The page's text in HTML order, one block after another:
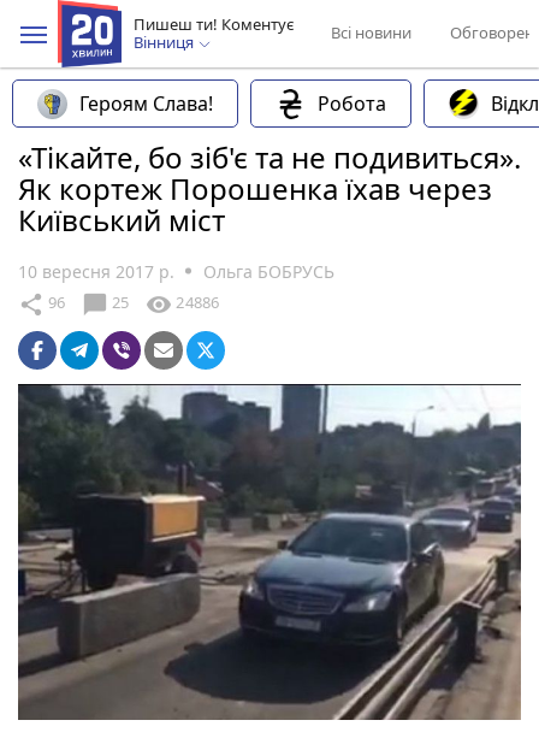
Пишеш ти! Коментує
Вінниця
Всі новини
Героям Слава! Робота
«Тікайте, бо зіб'є та не подивиться».
Як кортеж Порошенка їхав через
Київський міст
10 вересня 2017 р. Ольга БОБРУСЬ
share 96 chat_bubble 25 visibility 24886